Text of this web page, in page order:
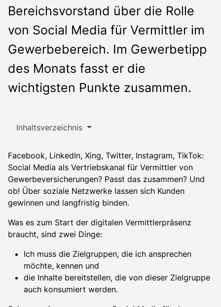
Bereichsvorstand über die Rolle
von Social Media für Vermittler im
Gewerbebereich. Im Gewerbetipp
des Monats fasst er die
wichtigsten Punkte zusammen.
Inhaltsverzeichnis
Facebook, LinkedIn, Xing, Twitter, Instagram, TikTok:
Social Media als Vertriebskanal für Vermittler von
Gewerbeversicherungen? Passt das zusammen? Und
ob! Über soziale Netzwerke lassen sich Kunden
gewinnen und langfristig binden.
Was es zum Start der digitalen Vermittlerpräsenz
braucht, sind zwei Dinge:
Ich muss die Zielgruppen, die ich ansprechen
möchte, kennen und
die Inhalte bereitstellen, die von dieser Zielgruppe
auch konsumiert werden.